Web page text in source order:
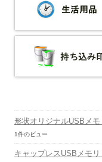
形状オリジナルUSBメ
1件のビュー
キャップレスUSBメモ